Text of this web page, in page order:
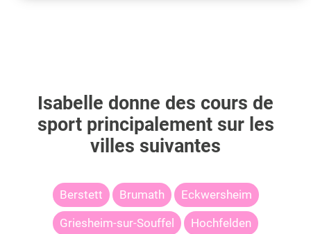
Isabelle donne des cours de
sport principalement sur les
villes suivantes
Berstett Brumath Eckwersheim
Griesheim-sur-Souffel Hochfelden